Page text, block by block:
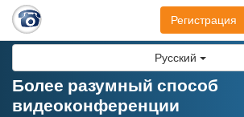
Русский
Регистрация
Более разумный способ
видеоконференции